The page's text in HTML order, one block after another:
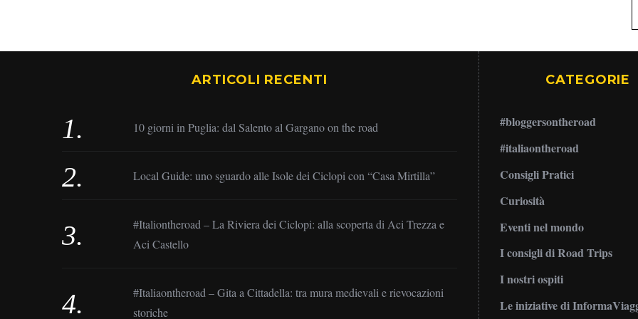
ARTICOLI RECENTI
10 giorni in Puglia: dal Salento al Gargano on the road
Local Guide: uno sguardo alle Isole dei Ciclopi con “Casa Mirtilla”
#Italiontheroad – La Riviera dei Ciclopi: alla scoperta di Aci Trezza e
Aci Castello
#Italiaontheroad – Gita a Cittadella: tra mura medievali e rievocazioni
storiche
CATEGORIE
#bloggersontheroad
#italiaontheroad
Consigli Pratici
Curiosità
Eventi nel mondo
I consigli di Road Trips
I nostri ospiti
Le iniziative di